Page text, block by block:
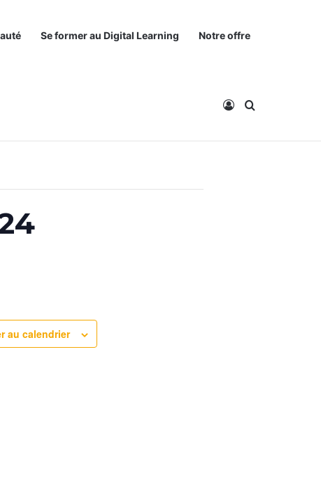
Se former au Digital Learning Notre offre
Connexion
Rechercher
au calendrier